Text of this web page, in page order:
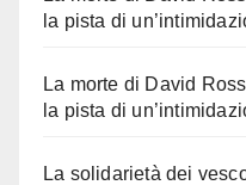
la pista di
La morte di David
la pista di
La solidarietà dei